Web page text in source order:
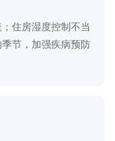
住房湿度控制不当
节，加强疾病预防